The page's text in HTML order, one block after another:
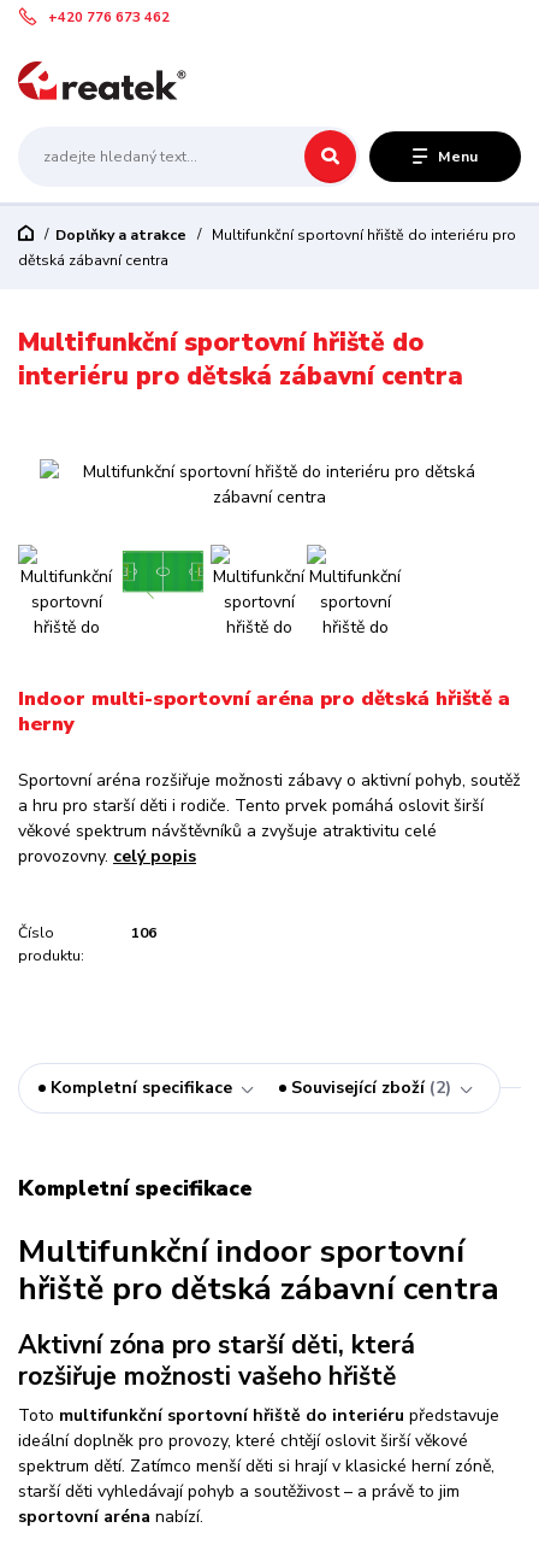
Menu
+420 776 673 462
Doplňky a atrakce
Multifunkční sportovní hřiště do interiéru pro
dětská zábavní centra
Multifunkční sportovní hřiště do
interiéru pro dětská zábavní centra
Indoor multi-sportovní aréna pro dětská hřiště a
herny
Sportovní aréna rozšiřuje možnosti zábavy o aktivní pohyb, soutěž
a hru pro starší děti i rodiče. Tento prvek pomáhá oslovit širší
věkové spektrum návštěvníků a zvyšuje atraktivitu celé
provozovny. celý popis
Číslo
produktu:
106
Kompletní specifikace Související zboží 2
Kompletní specifikace
Multifunkční indoor sportovní
hřiště pro dětská zábavní centra
Aktivní zóna pro starší děti, která
rozšiřuje možnosti vašeho hřiště
Toto multifunkční sportovní hřiště do interiéru představuje
ideální doplněk pro provozy, které chtějí oslovit širší věkové
spektrum dětí. Zatímco menší děti si hrají v klasické herní zóně,
starší děti vyhledávají pohyb a soutěživost – a právě to jim
sportovní aréna nabízí.